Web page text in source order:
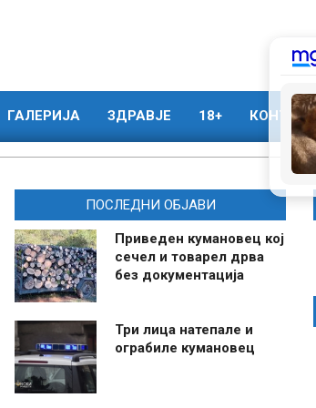
ГАЛЕРИЈА ЗДРАВЈЕ 18+ КОНТАКТ
ПОСЛЕДНИ ОБЈАВИ
Приведен кумановец кој
сечел и товарел дрва
без документација
Три лица натепале и
ограбиле кумановец